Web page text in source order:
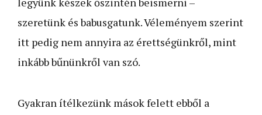
szeretünk és babusgatunk. Véleményem szerint
itt pedig nem annyira az érettségünkről, mint
inkább bűnünkről van szó.
Gyakran ítélkezünk mások felett ebből a